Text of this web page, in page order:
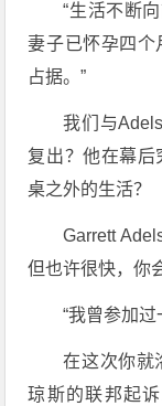
“生活不断
妻子已怀孕四个
占据。”
我们与
复出？他在幕后
桌之外的生活？
Garrett
但也许很快，你
“我曾参加
在这次你就
琼斯的联邦起